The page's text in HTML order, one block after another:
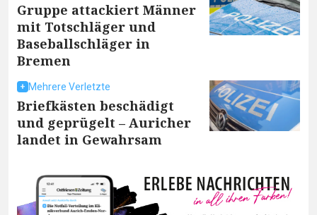
Gruppe attackiert Männer
mit Totschläger und
Baseballschläger in
Bremen
Mehrere Verletzte
Briefkästen beschädigt
und geprügelt – Auricher
landet in Gewahrsam